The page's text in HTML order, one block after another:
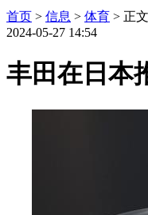
首页 > 信息 > 体育 > 正文
2024-05-27 14:54
丰田在日本